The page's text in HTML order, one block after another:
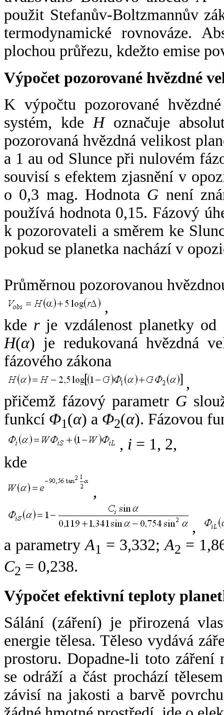
použit Stefanův-Boltzmannův
termodynamické rovnováze.
plochou průřezu, kdežto emise
Výpočet pozorované hvězdné
K výpočtu pozorované
systém, kde Hoznačuje
pozorovaná hvězdná velikost
a 1 au od Slunce při nulovém
souvisí s efektem zjasnění v
o 0,3 mag. Hodnota G není
používá hodnota 0,15. Fázový
k pozorovateli a směrem ke
pokud se planetka nachází v
Průměrnou pozorovanou
,
kde rje vzdálenost planetky od
H(α) je redukovaná hvězdná
fázového zákona
,
přičemž fázový parametr G
funkcí Φ1(α) a Φ2(α). Fázovou
, i = 1, 2,
kde
,
,
a parametryA1 = 3,332;A2 =
C2 = 0,238.
Výpočet efektivní teploty
Sálání (záření) je přirozená
energie tělesa. Těleso vydává
prostoru. Dopadne-li toto záření
se odráží a část prochází
závisí na jakosti a barvě